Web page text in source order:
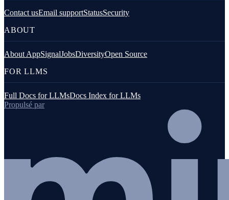
Contact usEmail supportStatusSecurity
ABOUT
About AppSignalJobsDiversityOpen Source
FOR LLMS
Full Docs for LLMsDocs Index for LLMs
Propulsé par